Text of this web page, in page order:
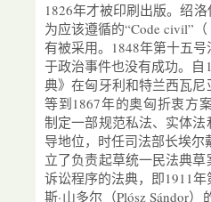
1826年才被印刷出版。绍洛
为应该遵循的“Code civil”
有被采用。1848年第十五
于政治事件也没有成功。自
典》在匈牙利和特兰西瓦
等到1867年的奥匈折衷方
制定一部规范私法、实体
导地位，时任司法部长埃尔
立了负责起草统一民法典
诉讼程序的法典，即1911
斯·山多尔（Plósz Sándor